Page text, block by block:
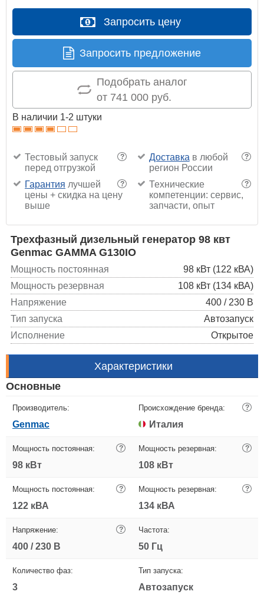
Запросить цену
Запросить предложение
Подобрать аналог
от 741 000 руб.
В наличии 1-2 штуки
?
Тестовый запуск
перед отгрузкой
?
Доставка в любой
регион России
?
Гарантия лучшей
цены + скидка на цену
выше
?
Технические
компетенции: сервис,
запчасти, опыт
Трехфазный дизельный генератор 98 квт
Genmac GAMMA G130IO
Мощность постоянная
98 кВт (122 кВА)
Мощность резервная
108 кВт (134 кВА)
Напряжение
400 / 230 В
Тип запуска
Автозапуск
Исполнение
Открытое
Характеристики
Основные
Производитель:
Genmac
Происхождение бренда: ?
Италия
Мощность постоянная: ?
98 кВт
Мощность резервная: ?
108 кВт
Мощность постоянная: ?
122 кВА
Мощность резервная: ?
134 кВА
Напряжение: ?
400 / 230 В
Частота:
50 Гц
Количество фаз:
3
Тип запуска:
Автозапуск